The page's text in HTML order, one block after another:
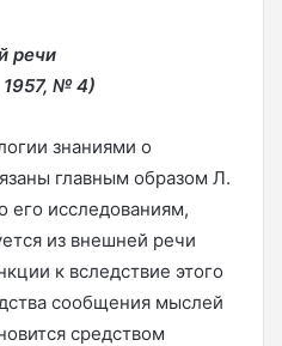
речи
№ 4)
знаниями о
главным образом Л.
его исследованиям,
из внешней речи
к вследствие этого
сообщения мыслей
средством